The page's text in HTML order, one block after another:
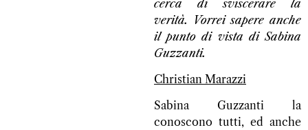
cerca di sviscerare la
verità. Vorrei sapere anche
il punto di vista di Sabina
Guzzanti.
Christian Marazzi
Sabina Guzzanti la
conoscono tutti, ed anche